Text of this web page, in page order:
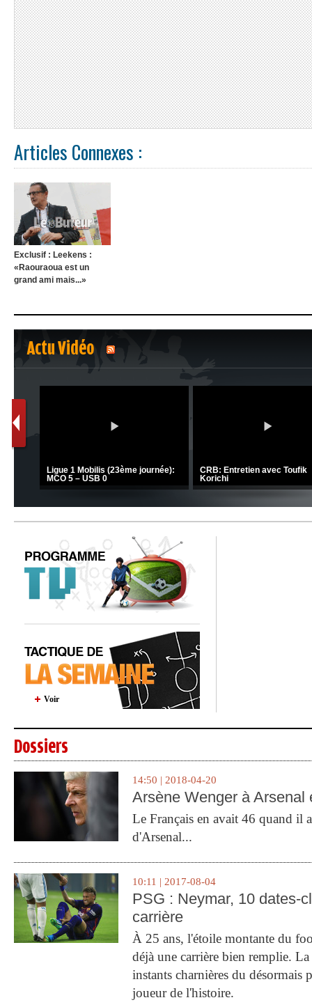
Articles Connexes :
Exclusif : Leekens :
«Raouraoua est un
grand ami mais...»
Actu Vidéo
1 2
CRB: Entretien avec Toufik
Korichi
Ligue 1 Mobilis (23ème journée):
MCO 5 – USB 0
Voir
Dossiers
14:50 | 2018-04-20
Arsène Wenger à Arsenal
Le Français en avait 46 quand il
d'Arsenal...
10:11 | 2017-08-04
PSG : Neymar, 10 dates-
carrière
À 25 ans, l'étoile montante du
déjà une carrière bien remplie.
instants charnières du désormais
joueur de l'histoire.